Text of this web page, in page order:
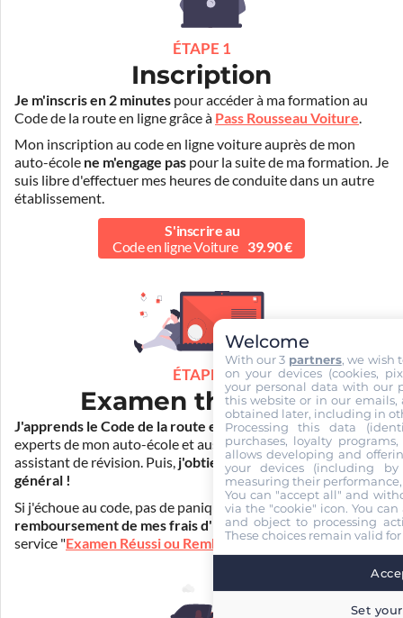
ÉTAPE 1
Inscription
Je m'inscris en 2 minutes pour accéder à ma formation au
Code de la route en ligne grâce à Pass Rousseau Voiture.
Mon inscription au code en ligne voiture auprès de mon
auto-école ne m'engage pas pour la suite de ma formation. Je
suis libre d'effectuer mes heures de conduite dans un autre
établissement.
S'inscrire au
Code en ligne Voiture
39.90 €
ÉTAPE 2
Examen théorique
J'apprends le Code de la route en ligne. Je suis aidé par les
experts de mon auto-école et aussi par Mister Codes, mon
assistant de révision. Puis, j'obtiens l'examen théorique
général !
Si j'échoue au code, pas de panique ! Je peux bénéficier du
remboursement de mes frais d'inscription(30€) grâce au
service "Examen Réussi ou Remboursé".
Welcome
With our 3 partners, we wish
on your devices (cookies,
your personal data with our
this website or in our emails,
obtained later, including in
Processing this data
purchases, loyalty
allows developing and
your devices (including
measuring their
You can "accept all" and
via the "cookie" icon. You
and object to processing
These choices remain valid
Set